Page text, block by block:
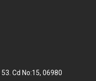
Cd No:15, 06980